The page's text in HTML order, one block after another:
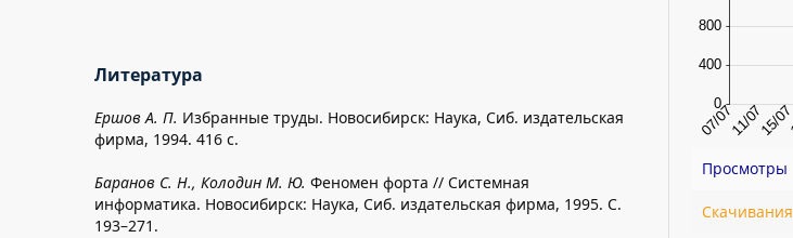
Литература
Ершов А. П. Избранные труды. Новосибирск: Наука, Сиб. издательская
фирма, 1994. 416 с.
Баранов С. Н., Колодин М. Ю. Феномен форта // Системная
информатика. Новосибирск: Наука, Сиб. издательская фирма, 1995. С.
193–271.
Просмотры
Скачивания